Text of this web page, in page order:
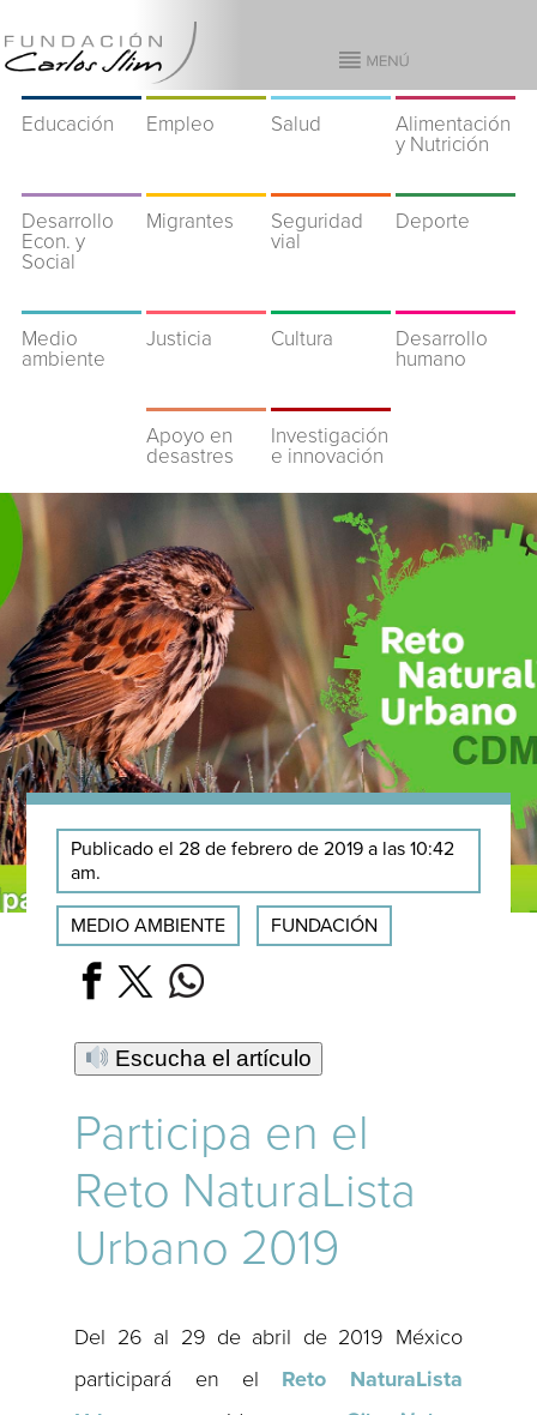
Educación Empleo Salud
Alimentación
y Nutrición
Desarrollo
Econ. y
Social
Migrantes
Seguridad
vial
Deporte
Medio
ambiente
Justicia Cultura
Desarrollo
humano
Apoyo en
desastres
Investigación
e innovación
Publicado el 28 de febrero de 2019 a las 10:42
am.
MEDIO AMBIENTE FUNDACIÓN
Escucha el artículo
Participa en el
Reto NaturaLista
Urbano 2019
Del 26 al 29 de abril de 2019 México
participará en el Reto NaturaLista